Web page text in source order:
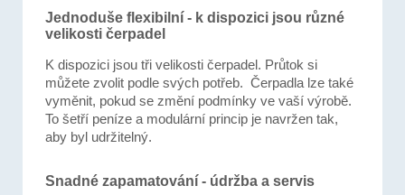
Jednoduše flexibilní - k dispozici jsou různé
velikosti čerpadel
K dispozici jsou tři velikosti čerpadel. Průtok si
můžete zvolit podle svých potřeb. Čerpadla lze také
vyměnit, pokud se změní podmínky ve vaší výrobě.
To šetří peníze a modulární princip je navržen tak,
aby byl udržitelný.
Snadné zapamatování - údržba a servis